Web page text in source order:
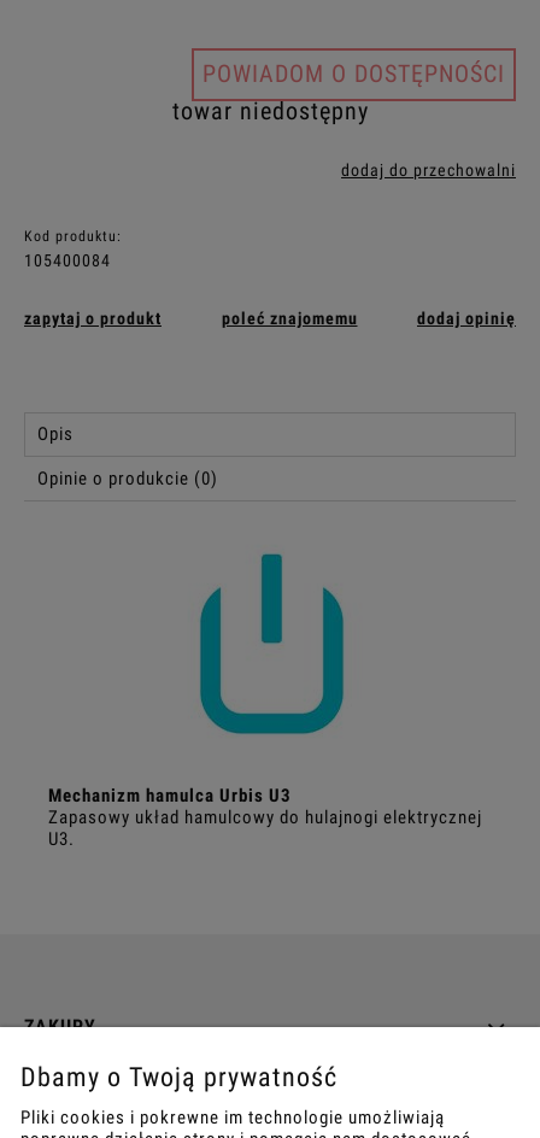
POWIADOM O DOSTĘPNOŚCI
towar niedostępny
dodaj do przechowalni
Kod produktu:
105400084
zapytaj o produkt poleć znajomemu dodaj opinię
Opis
Opinie o produkcie (0)
Mechanizm hamulca Urbis U3
Zapasowy układ hamulcowy do hulajnogi elektrycznej
U3.
ZAKUPY
INFO
Dbamy o Twoją prywatność
Pliki cookies i pokrewne im technologie umożliwiają